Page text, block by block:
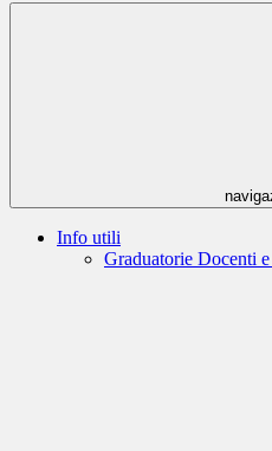
Info utili
Graduatorie Docenti